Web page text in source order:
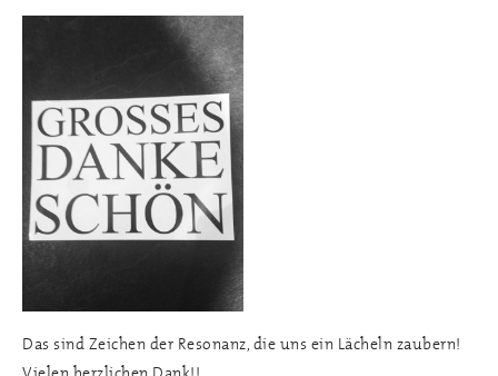
Das sind Zeichen der Resonanz, die uns ein Lächeln zaubern!